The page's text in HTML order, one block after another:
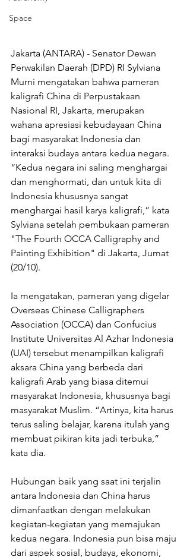
Space
Jakarta (ANTARA) - Senator Dewan
Perwakilan Daerah (DPD) RI Sylviana
Murni mengatakan bahwa pameran
kaligrafi China di Perpustakaan
Nasional RI, Jakarta, merupakan
wahana apresiasi kebudayaan China
bagi masyarakat Indonesia dan
interaksi budaya antara kedua negara.
“Kedua negara ini saling menghargai
dan menghormati, dan untuk kita di
Indonesia khususnya sangat
menghargai hasil karya kaligrafi,” kata
Sylviana setelah pembukaan pameran
"The Fourth OCCA Calligraphy and
Painting Exhibition" di Jakarta, Jumat
(20/10).
Ia mengatakan, pameran yang digelar
Overseas Chinese Calligraphers
Association (OCCA) dan Confucius
Institute Universitas Al Azhar Indonesia
(UAI) tersebut menampilkan kaligrafi
aksara China yang berbeda dari
kaligrafi Arab yang biasa ditemui
masyarakat Indonesia, khususnya bagi
masyarakat Muslim. “Artinya, kita harus
terus saling belajar, karena itulah yang
membuat pikiran kita jadi terbuka,”
kata dia.
Hubungan baik yang saat ini terjalin
antara Indonesia dan China harus
dimanfaatkan dengan melakukan
kegiatan-kegiatan yang memajukan
kedua negara. Indonesia pun bisa maju
dari aspek sosial, budaya, ekonomi,